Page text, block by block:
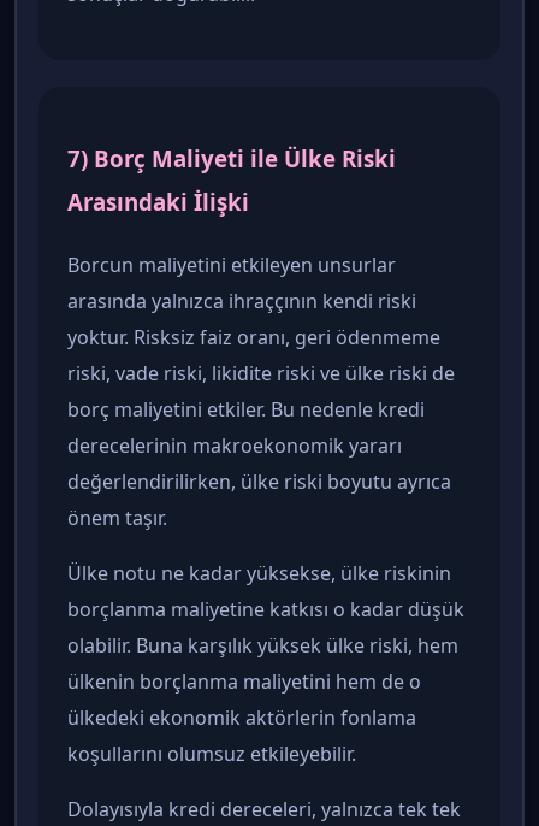
7) Borç Maliyeti ile Ülke Riski
Arasındaki İlişki
Borcun maliyetini etkileyen unsurlar
arasında yalnızca ihraççının kendi riski
yoktur. Risksiz faiz oranı, geri ödenmeme
riski, vade riski, likidite riski ve ülke riski de
borç maliyetini etkiler. Bu nedenle kredi
derecelerinin makroekonomik yararı
değerlendirilirken, ülke riski boyutu ayrıca
önem taşır.
Ülke notu ne kadar yüksekse, ülke riskinin
borçlanma maliyetine katkısı o kadar düşük
olabilir. Buna karşılık yüksek ülke riski, hem
ülkenin borçlanma maliyetini hem de o
ülkedeki ekonomik aktörlerin fonlama
koşullarını olumsuz etkileyebilir.
Dolayısıyla kredi dereceleri, yalnızca tek tek